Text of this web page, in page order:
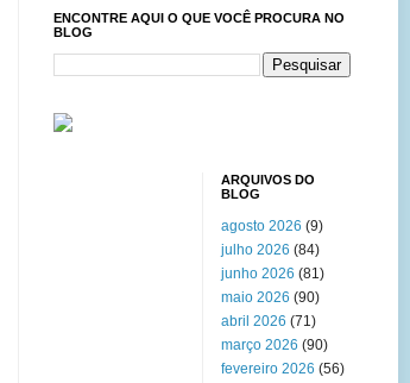
ENCONTRE AQUI O QUE VOCÊ PROCURA NO
BLOG
ARQUIVOS DO
BLOG
agosto 2026 (9)
julho 2026 (84)
junho 2026 (81)
maio 2026 (90)
abril 2026 (71)
março 2026 (90)
fevereiro 2026 (56)